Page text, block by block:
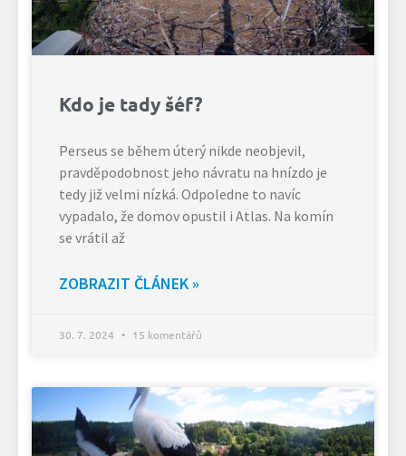
Kdo je tady šéf?
Perseus se během úterý nikde neobjevil,
pravděpodobnost jeho návratu na hnízdo je
tedy již velmi nízká. Odpoledne to navíc
vypadalo, že domov opustil i Atlas. Na komín
se vrátil až
ZOBRAZIT ČLÁNEK »
30. 7. 2024 15 komentářů